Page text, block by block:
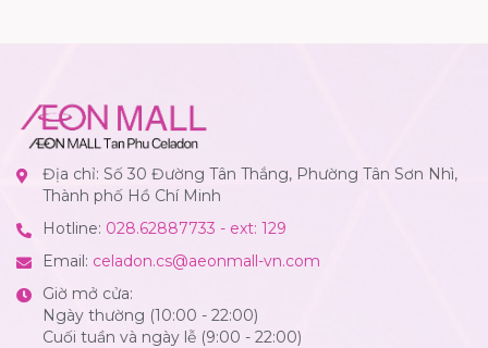
Địa chỉ: Số 30 Đường Tân Thắng, Phường Tân Sơn Nhì,
Thành phố Hồ Chí Minh
Hotline: 028.62887733 - ext: 129
Email: celadon.cs@aeonmall-vn.com
Giờ mở cửa:
Ngày thường (10:00 - 22:00)
Cuối tuần và ngày lễ (9:00 - 22:00)